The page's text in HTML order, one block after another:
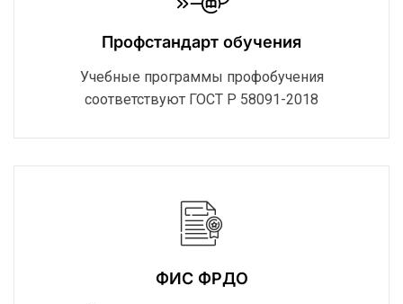
Профстандарт обучения
Учебные программы профобучения
соответствуют ГОСТ Р 58091-2018
ФИС ФРДО